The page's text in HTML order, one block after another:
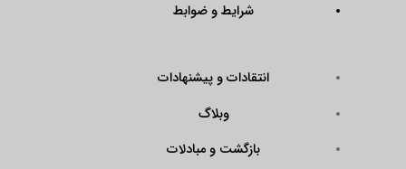
شرایط و ضوابط
انتقادات و پیشنهادات
وبلاگ
بازگشت و مبادلات